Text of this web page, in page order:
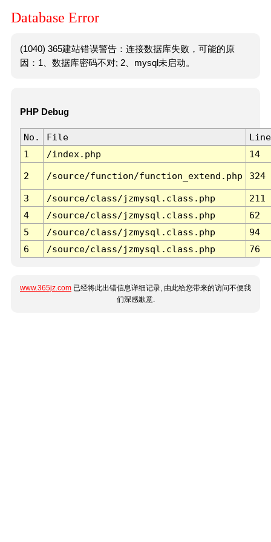
Database Error
(1040) 365建站错误警告：连接数据库失败，可能的原
因：1、数据库密码不对; 2、mysql未启动。
PHP Debug
No. File
Line
1
/index.php 14
2 /source/function/function_extend.php 324
3 /source/class/jzmysql.class.php
211
4
/source/class/jzmysql.class.php
62
5
/source/class/jzmysql.class.php
94
6
/source/class/jzmysql.class.php 76
www.365jz.com 已经将此出错信息详细记录, 由此给您带来的访问不便我
们深感歉意.